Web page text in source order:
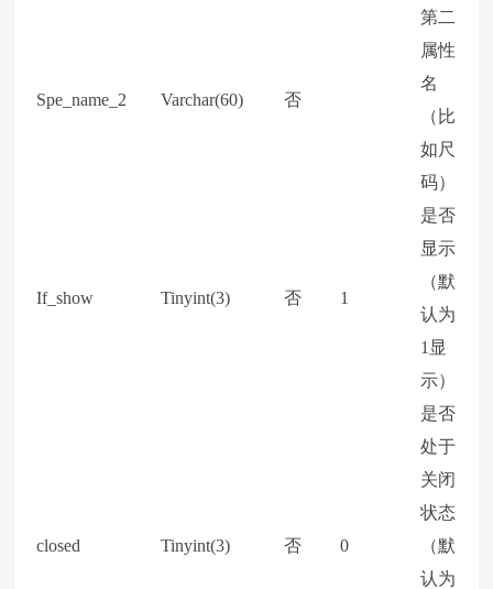
Spe_name_2 Varchar(60) 否
第二
属性
名
（比
如尺
码）
If_show Tinyint(3) 否 1
是否
显示
（默
认为
1显
示）
closed Tinyint(3) 否 0
是否
处于
关闭
状态
（默
认为